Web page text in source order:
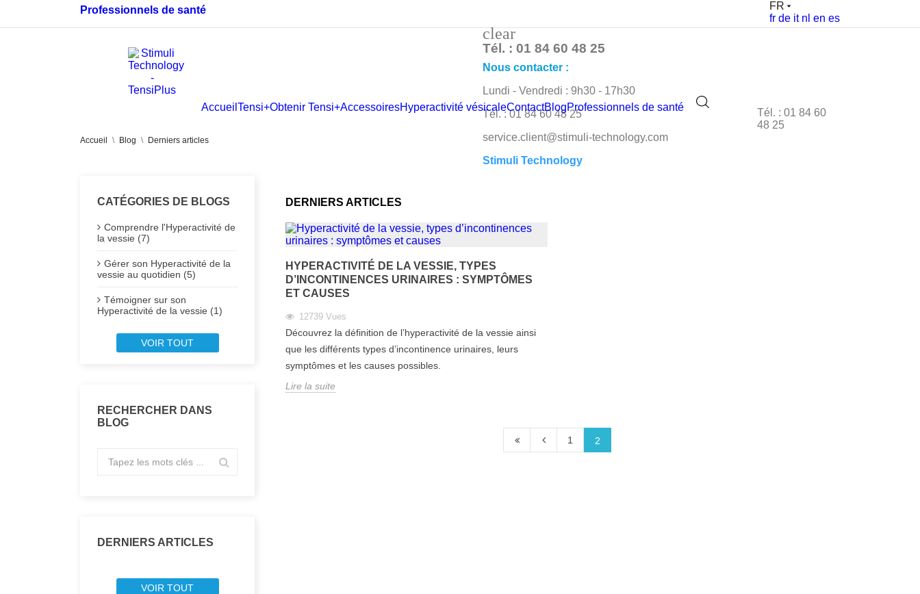
Professionnels de santé
FR
fr de it nl en es
clear
Tél. : 01 84 60 48 25
Nous contacter :
Lundi - Vendredi : 9h30 - 17h30
Tél. : 01 84 60 48 25
service.client@stimuli-technology.com
Stimuli Technology
Tél. : 01 84 60
48 25
Accueil Tensi+Obtenir Tensi+AccessoiresHyperactivité vésicaleContactBlogProfessionnels de santé
Accueil Blog Derniers articles
CATÉGORIES DE BLOGS
Comprendre l'Hyperactivité de
la vessie (7)
Gérer son Hyperactivité de la
vessie au quotidien (5)
Témoigner sur son
Hyperactivité de la vessie (1)
VOIR TOUT
RECHERCHER DANS
BLOG
DERNIERS ARTICLES
VOIR TOUT
DERNIERS ARTICLES
HYPERACTIVITÉ DE LA VESSIE, TYPES
D’INCONTINENCES URINAIRES : SYMPTÔMES
ET CAUSES
12739 Vues
Découvrez la définition de l’hyperactivité de la vessie ainsi
que les différents types d’incontinence urinaires, leurs
symptômes et les causes possibles.
Lire la suite
1 2